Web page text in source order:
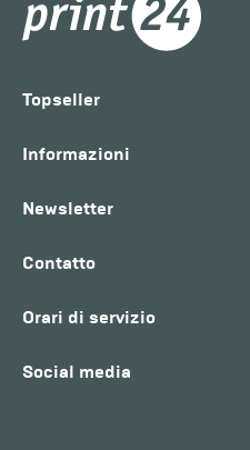
Topseller
Informazioni
Newsletter
Contatto
Orari di servizio
Social media